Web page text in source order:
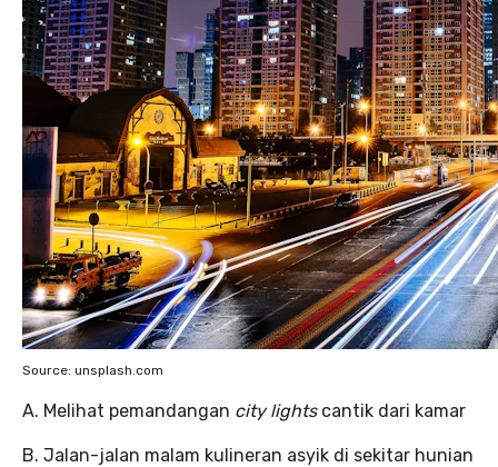
Source: unsplash.com
A. Melihat pemandangan city lightscantik dari kamar
B. Jalan-jalan malam kulineran asyik di sekitar hunian